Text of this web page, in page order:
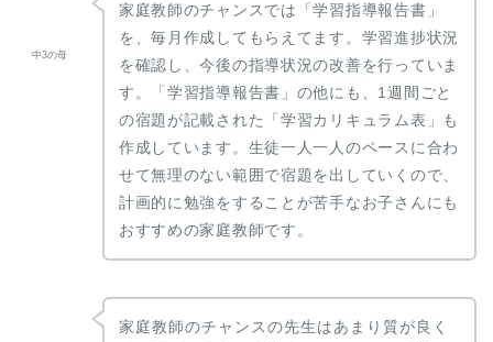
中3の母
家庭教師のチャンスでは「学習指導報告書」
を、毎月作成してもらえてます。学習進捗状況
を確認し、今後の指導状況の改善を行っていま
す。「学習指導報告書」の他にも、1週間ごと
の宿題が記載された「学習カリキュラム表」も
作成しています。生徒一人一人のペースに合わ
せて無理のない範囲で宿題を出していくので、
計画的に勉強をすることが苦手なお子さんにも
おすすめの家庭教師です。
家庭教師のチャンスの先生はあまり質が良く